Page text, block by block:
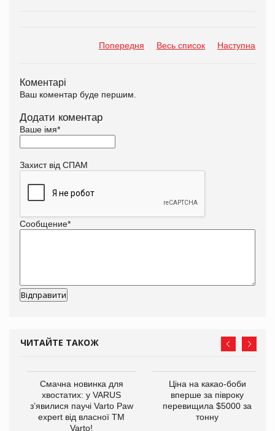
Попередня Весь список Наступна
Коментарі
Ваш коментар буде першим.
Додати коментар
Ваше імя*
Захист від СПАМ
Сообщение*
ЧИТАЙТЕ ТАКОЖ
Смачна новинка для
хвостатих: у VARUS
з’явилися паучі Varto Paw
expert від власної ТМ
Varto!
Ціна на какао-боби
вперше за півроку
перевищила $5000 за
тонну